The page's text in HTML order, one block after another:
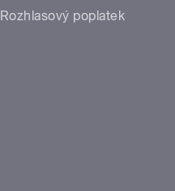
Rozhlasový poplatek